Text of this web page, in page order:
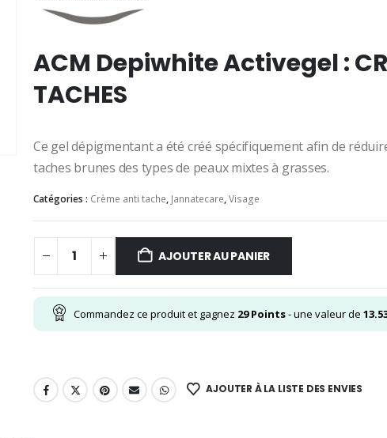
ACM Depiwhite Activegel :
TACHES
Ce gel dépigmentant a été créé spécifiquement afin de
taches brunes des types de peaux mixtes à grasses.
Catégories : Crème anti tache, Jannatecare,Visage
AJOUTER AU PANIER
Commandez ce produit et gagnez 29Points- une valeur de
AJOUTER À LA LISTE DES ENVIES